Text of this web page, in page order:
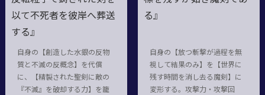
以て不死者を彼岸へ葬送
する』
自身の【創造した水銀の反物
質と不滅の反概念】を代償
に、【精製された聖剣に敵の
『不滅』を破却する力】を籠
る』
自身の【放つ斬撃が過程を無
視して結果のみ】を【世界に
残す時間を消し去る魔剣】に
変形する。攻撃力・攻撃回